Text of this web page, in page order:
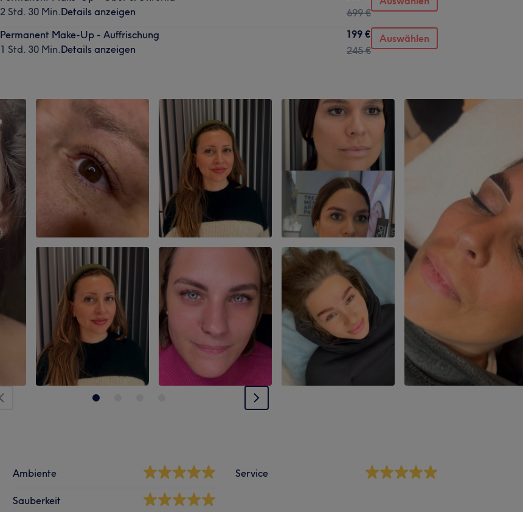
2 Std. 30 Min.Details anzeigen
699 €
Permanent Make-Up - Auffrischung
1 Std. 30 Min.Details anzeigen
199 €
245 €
Auswählen
Ambiente
Sauberkeit
Service